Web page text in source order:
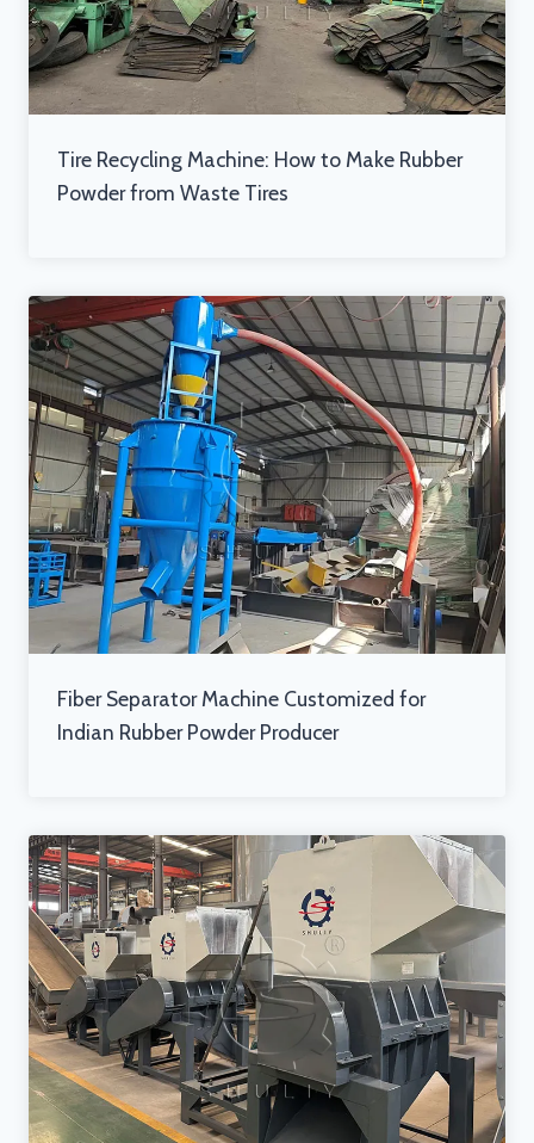
Tire Recycling Machine: How to Make Rubber
Powder from Waste Tires
Fiber Separator Machine Customized for
Indian Rubber Powder Producer